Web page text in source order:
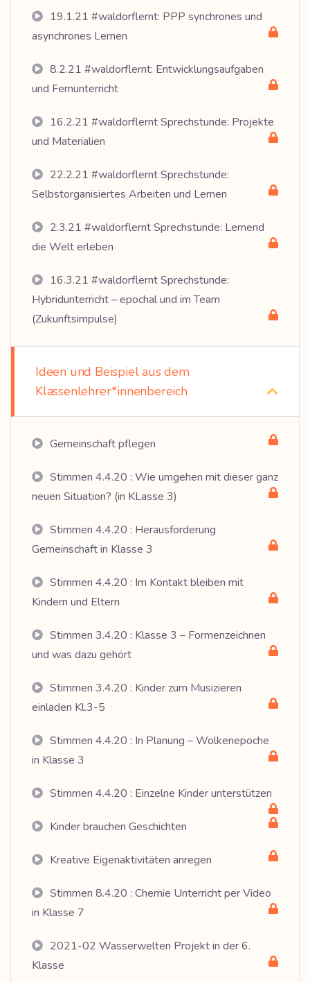
19.1.21 #waldorflernt: PPP synchrones und
asynchrones Lernen
8.2.21 #waldorflernt: Entwicklungsaufgaben
und Fernunterricht
16.2.21 #waldorflernt Sprechstunde: Projekte
und Materialien
22.2.21 #waldorflernt Sprechstunde:
Selbstorganisiertes Arbeiten und Lernen
2.3.21 #waldorflernt Sprechstunde: Lernend
die Welt erleben
16.3.21 #waldorflernt Sprechstunde:
Hybridunterricht – epochal und im Team
(Zukunftsimpulse)
Ideen und Beispiel aus dem
Klassenlehrer*innenbereich
Gemeinschaft pflegen
Stimmen 4.4.20 : Wie umgehen mit dieser ganz
neuen Situation? (in KLasse 3)
Stimmen 4.4.20 : Herausforderung
Gemeinschaft in Klasse 3
Stimmen 4.4.20 : Im Kontakt bleiben mit
Kindern und Eltern
Stimmen 3.4.20 : Klasse 3 – Formenzeichnen
und was dazu gehört
Stimmen 3.4.20 : Kinder zum Musizieren
einladen Kl.3-5
Stimmen 4.4.20 : In Planung – Wolkenepoche
in Klasse 3
Stimmen 4.4.20 : Einzelne Kinder unterstützen
Kinder brauchen Geschichten
Kreative Eigenaktivitäten anregen
Stimmen 8.4.20 : Chemie Unterricht per Video
in Klasse 7
2021-02 Wasserwelten Projekt in der 6.
Klasse